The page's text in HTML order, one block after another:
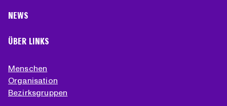
NEWS
ÜBER LINKS
Menschen
Organisation
Bezirksgruppen